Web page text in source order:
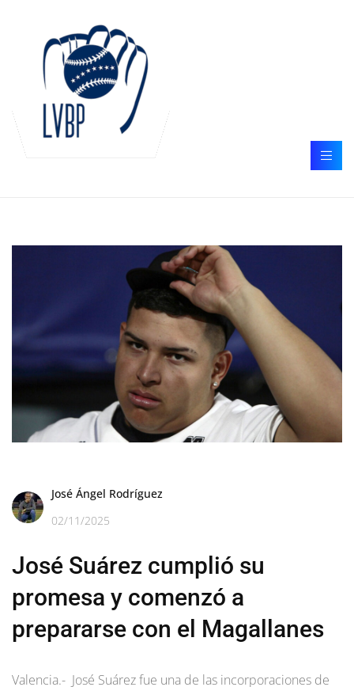
José Ángel Rodríguez
02/11/2025
José Suárez cumplió su
promesa y comenzó a
prepararse con el Magallanes
Valencia.- José Suárez fue una de las incorporaciones de